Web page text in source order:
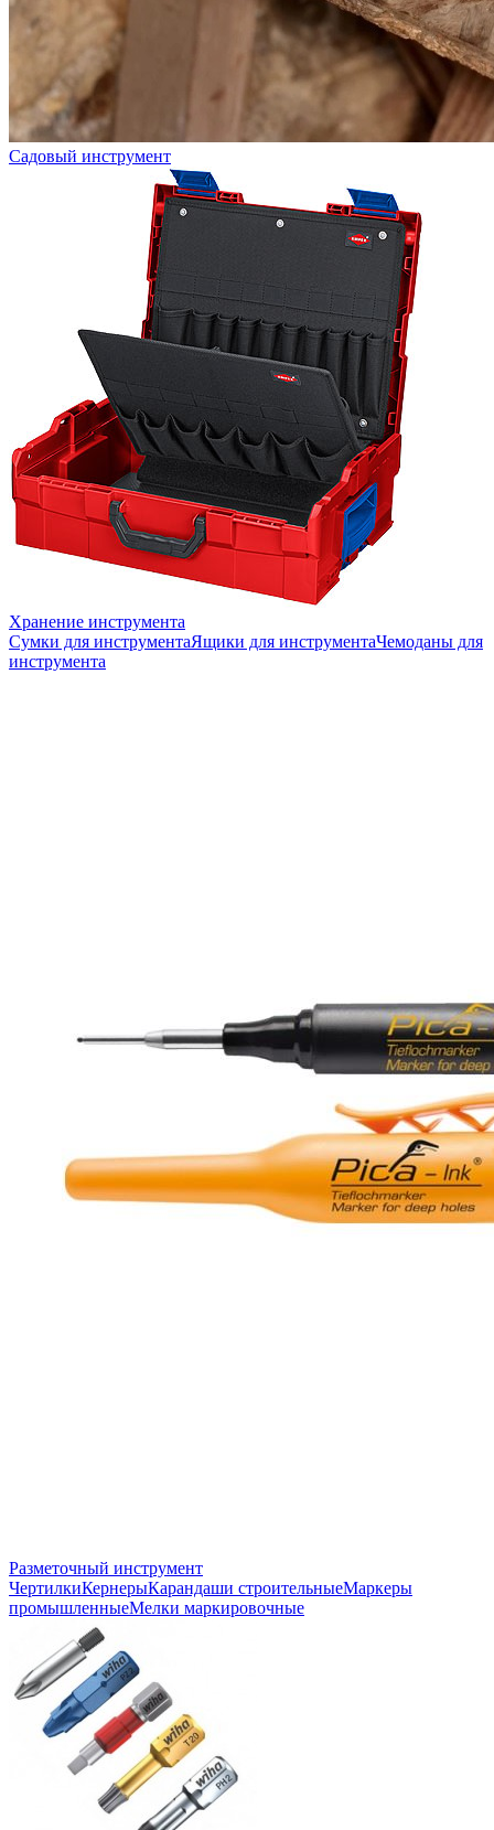
Садовый инструмент
Хранение инструмента
Сумки для инструментаЯщики для инструментаЧемоданы для
инструмента
Разметочный инструмент
ЧертилкиКернерыКарандаши строительныеМаркеры
промышленныеМелки маркировочные